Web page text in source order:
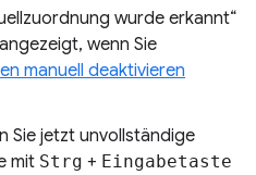
wurde erkannt“
wenn Sie
manuell deaktivieren
Sie jetzt unvollständige
mit Strg + Eingabetaste